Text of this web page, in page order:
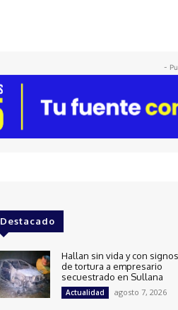
-
Destacado
Hallan sin vida y con signos
de tortura a empresario
secuestrado en Sullana
Actualidad agosto 7, 2026